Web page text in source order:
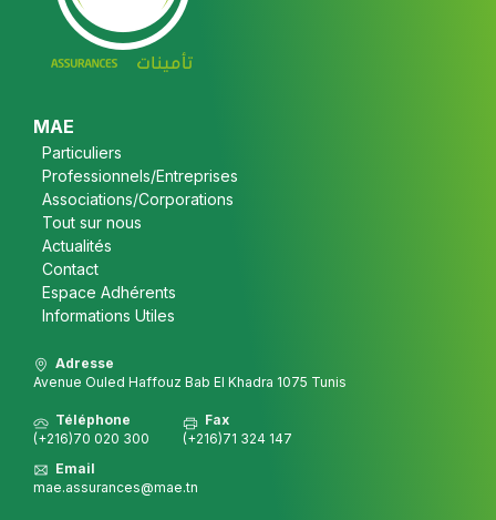
Footer
MAE
Particuliers
Professionnels/Entreprises
Associations/Corporations
Tout sur nous
Actualités
Contact
Espace Adhérents
Informations Utiles
Adresse
Avenue Ouled Haffouz Bab El Khadra 1075 Tunis
Téléphone
(+216)70 020 300
Fax
(+216)71 324 147
Email
mae.assurances@mae.tn